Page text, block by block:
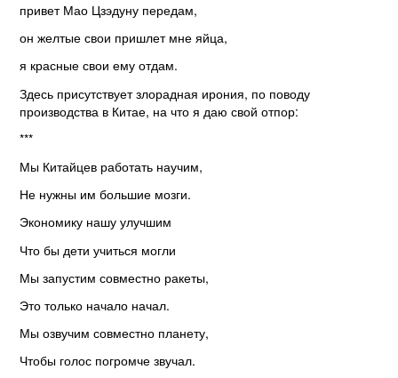
привет Мао Цзэдуну передам,
он желтые свои пришлет мне яйца,
я красные свои ему отдам.
Здесь присутствует злорадная ирония, по поводу
производства в Китае, на что я даю свой отпор:
***
Мы Китайцев работать научим,
Не нужны им большие мозги.
Экономику нашу улучшим
Что бы дети учиться могли
Мы запустим совместно ракеты,
Это только начало начал.
Мы озвучим совместно планету,
Чтобы голос погромче звучал.